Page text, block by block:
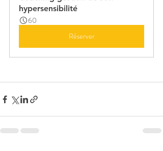
hypersensibilité
60
Réserver